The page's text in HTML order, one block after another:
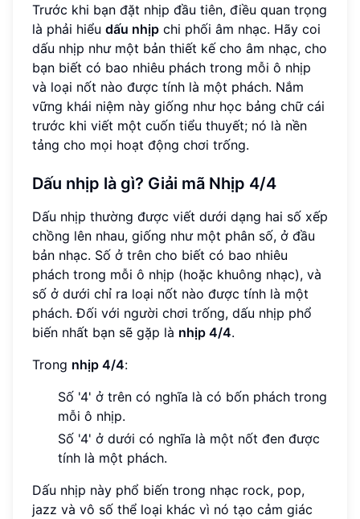
Trước khi bạn đặt nhịp đầu tiên, điều quan trọng
là phải hiểu dấu nhịp chi phối âm nhạc. Hãy coi
dấu nhịp như một bản thiết kế cho âm nhạc, cho
bạn biết có bao nhiêu phách trong mỗi ô nhịp
và loại nốt nào được tính là một phách. Nắm
vững khái niệm này giống như học bảng chữ cái
trước khi viết một cuốn tiểu thuyết; nó là nền
tảng cho mọi hoạt động chơi trống.
Dấu nhịp là gì? Giải mã Nhịp 4/4
Dấu nhịp thường được viết dưới dạng hai số xếp
chồng lên nhau, giống như một phân số, ở đầu
bản nhạc. Số ở trên cho biết có bao nhiêu
phách trong mỗi ô nhịp (hoặc khuông nhạc), và
số ở dưới chỉ ra loại nốt nào được tính là một
phách. Đối với người chơi trống, dấu nhịp phổ
biến nhất bạn sẽ gặp là nhịp 4/4.
Trong nhịp 4/4:
Số '4' ở trên có nghĩa là có bốn phách trong
mỗi ô nhịp.
Số '4' ở dưới có nghĩa là một nốt đen được
tính là một phách.
Dấu nhịp này phổ biến trong nhạc rock, pop,
jazz và vô số thể loại khác vì nó tạo cảm giác